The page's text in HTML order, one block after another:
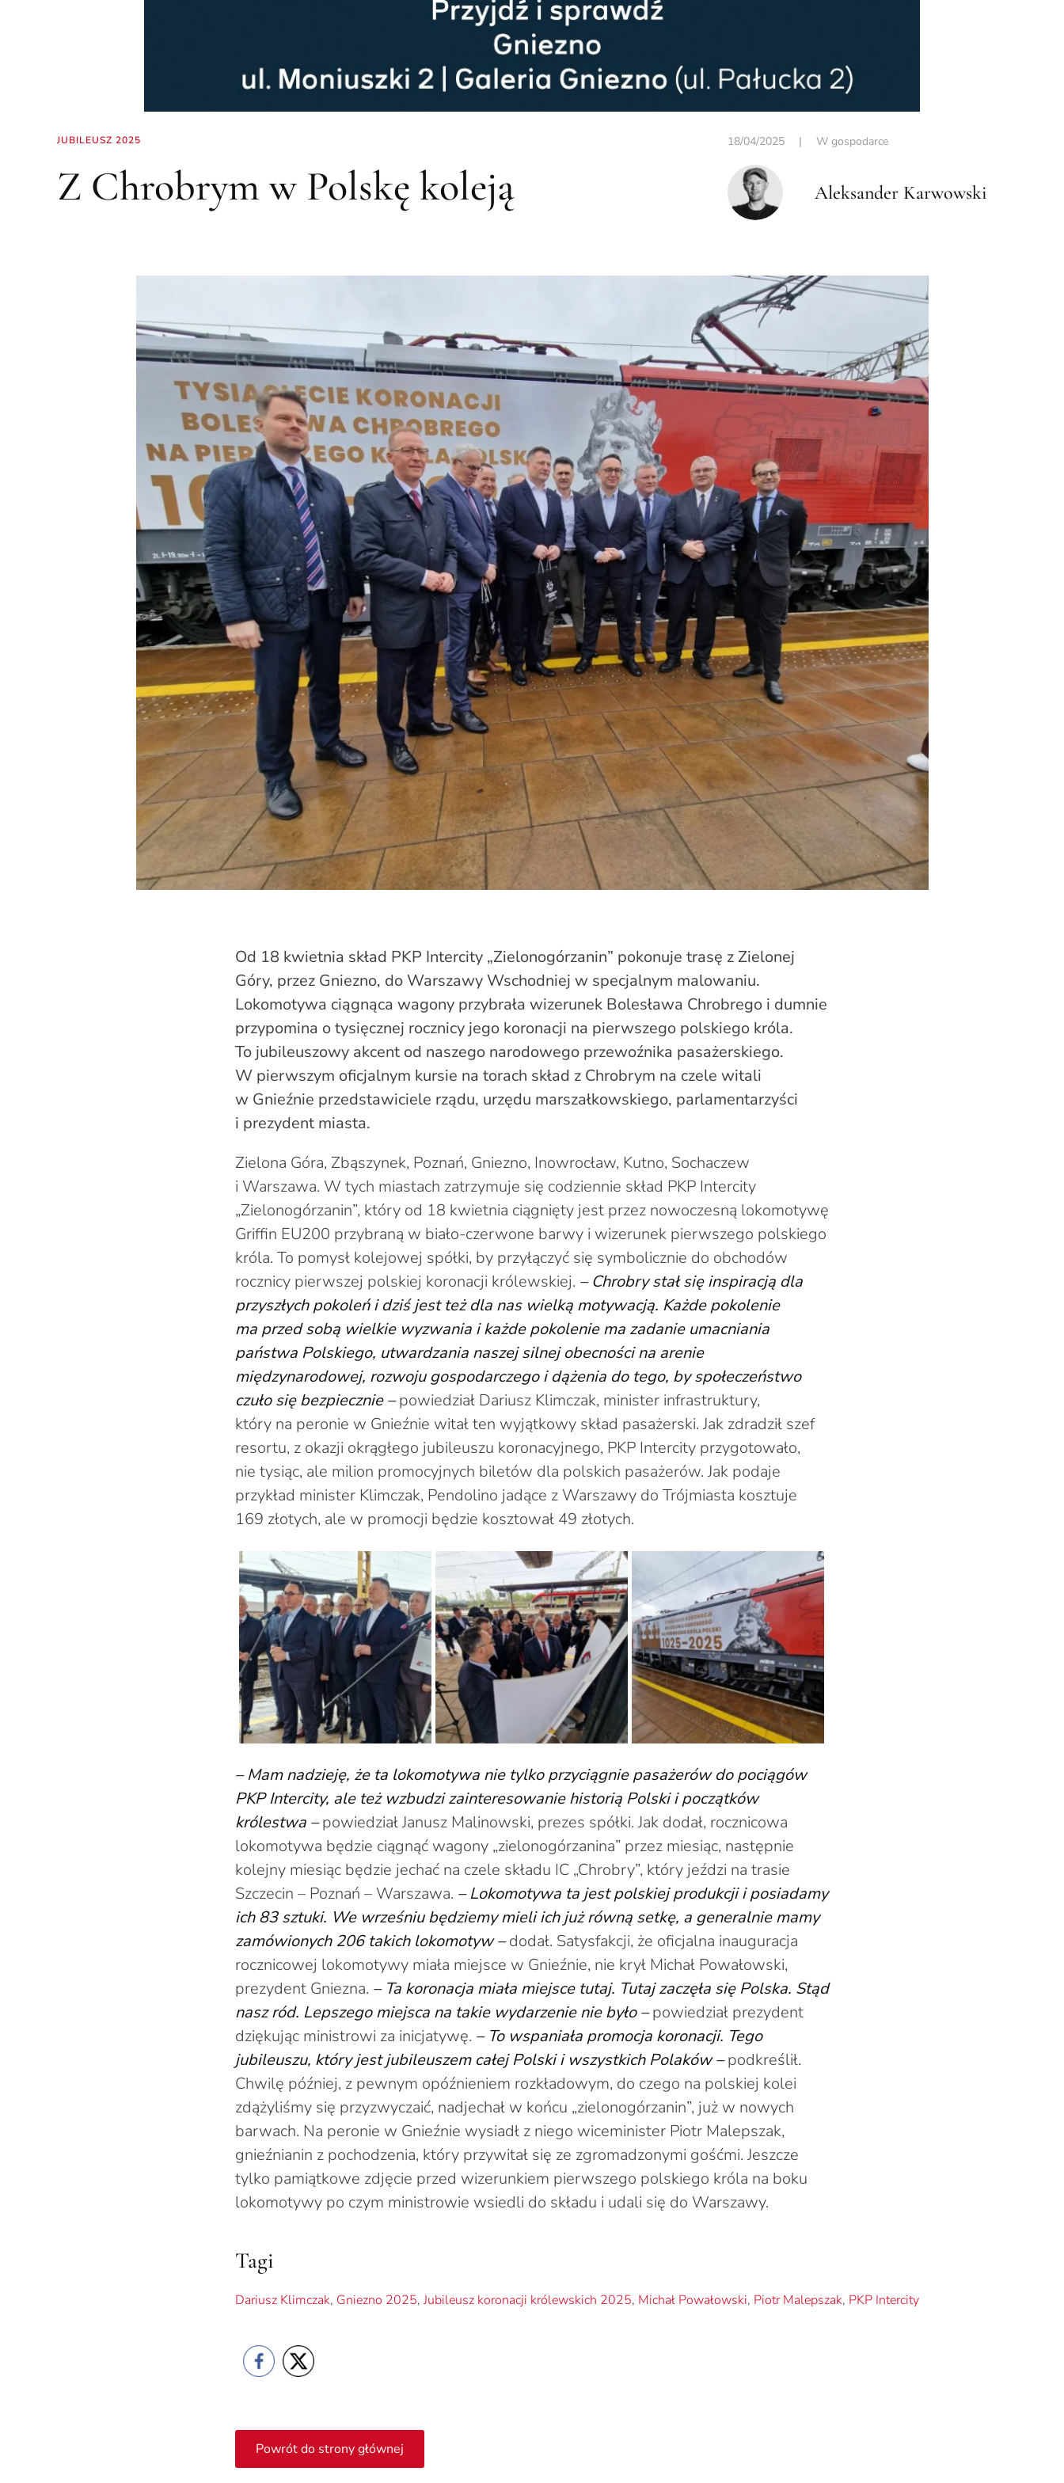
JUBILEUSZ 2025
Z Chrobrym w Polskę koleją
18/04/2025| W gospodarce
Aleksander Karwowski
Od 18 kwietnia skład PKP Intercity „Zielonogórzanin” pokonuje trasę z Zielonej
Góry, przez Gniezno, do Warszawy Wschodniej w specjalnym malowaniu.
Lokomotywa ciągnąca wagony przybrała wizerunek Bolesława Chrobrego i dumnie
przypomina o tysięcznej rocznicy jego koronacji na pierwszego polskiego króla.
To jubileuszowy akcent od naszego narodowego przewoźnika pasażerskiego.
W pierwszym oficjalnym kursie na torach skład z Chrobrym na czele witali
w Gnieźnie przedstawiciele rządu, urzędu marszałkowskiego, parlamentarzyści
i prezydent miasta.
Zielona Góra, Zbąszynek, Poznań, Gniezno, Inowrocław, Kutno, Sochaczew
i Warszawa. W tych miastach zatrzymuje się codziennie skład PKP Intercity
„Zielonogórzanin”, który od 18 kwietnia ciągnięty jest przez nowoczesną lokomotywę
Griffin EU200 przybraną w biało-czerwone barwy i wizerunek pierwszego polskiego
króla. To pomysł kolejowej spółki, by przyłączyć się symbolicznie do obchodów
rocznicy pierwszej polskiej koronacji królewskiej. – Chrobry stał się inspiracją dla
przyszłych pokoleń i dziś jest też dla nas wielką motywacją. Każde pokolenie
ma przed sobą wielkie wyzwania i każde pokolenie ma zadanie umacniania
państwa Polskiego, utwardzania naszej silnej obecności na arenie
międzynarodowej, rozwoju gospodarczego i dążenia do tego, by społeczeństwo
czuło się bezpiecznie –powiedział Dariusz Klimczak, minister infrastruktury,
który na peronie w Gnieźnie witał ten wyjątkowy skład pasażerski. Jak zdradził szef
resortu, z okazji okrągłego jubileuszu koronacyjnego, PKP Intercity przygotowało,
nie tysiąc, ale milion promocyjnych biletów dla polskich pasażerów. Jak podaje
przykład minister Klimczak, Pendolino jadące z Warszawy do Trójmiasta kosztuje
169 złotych, ale w promocji będzie kosztował 49 złotych.
– Mam nadzieję, że ta lokomotywa nie tylko przyciągnie pasażerów do pociągów
PKP Intercity, ale też wzbudzi zainteresowanie historią Polski i początków
królestwa –powiedział Janusz Malinowski, prezes spółki. Jak dodał, rocznicowa
lokomotywa będzie ciągnąć wagony „zielonogórzanina” przez miesiąc, następnie
kolejny miesiąc będzie jechać na czele składu IC „Chrobry”, który jeździ na trasie
Szczecin – Poznań – Warszawa. – Lokomotywa ta jest polskiej produkcji i posiadamy
ich 83 sztuki. We wrześniu będziemy mieli ich już równą setkę, a generalnie mamy
zamówionych 206 takich lokomotyw –dodał. Satysfakcji, że oficjalna inauguracja
rocznicowej lokomotywy miała miejsce w Gnieźnie, nie krył Michał Powałowski,
prezydent Gniezna. – Ta koronacja miała miejsce tutaj. Tutaj zaczęła się Polska. Stąd
nasz ród. Lepszego miejsca na takie wydarzenie nie było –powiedział prezydent
dziękując ministrowi za inicjatywę. – To wspaniała promocja koronacji. Tego
jubileuszu, który jest jubileuszem całej Polski i wszystkich Polaków –podkreślił.
Chwilę później, z pewnym opóźnieniem rozkładowym, do czego na polskiej kolei
zdążyliśmy się przyzwyczaić, nadjechał w końcu „zielonogórzanin”, już w nowych
barwach. Na peronie w Gnieźnie wysiadł z niego wiceminister Piotr Malepszak,
gnieźnianin z pochodzenia, który przywitał się ze zgromadzonymi gośćmi. Jeszcze
tylko pamiątkowe zdjęcie przed wizerunkiem pierwszego polskiego króla na boku
lokomotywy po czym ministrowie wsiedli do składu i udali się do Warszawy.
Tagi
Dariusz Klimczak, Gniezno 2025, Jubileusz koronacji królewskich 2025, Michał Powałowski, Piotr Malepszak, PKP Intercity
Powrót do strony głównej